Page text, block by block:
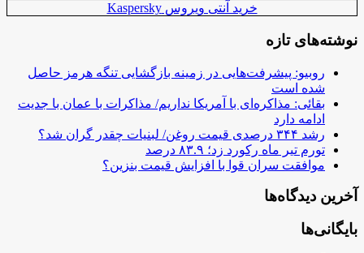
خرید آنتی ویروس Kaspersky
نوشته‌های تازه
روبیو: پیشرفت‌هایی در زمینه بازگشایی تنگه هرمز حاصل
شده است
بقائی: مذاکره‌ای با آمریکا نداریم/ مذاکرات با عمان با جدیت
ادامه دارد
رشد ۳۴۴ درصدی قیمت روغن/ لبنیات چقدر گران شد؟
تورم تیر ماه رکورد زد؛ ۸۳.۹ درصد
موافقت سران قوا با افزایش قیمت بنزین؟
آخرین دیدگاه‌ها
بایگانی‌ها